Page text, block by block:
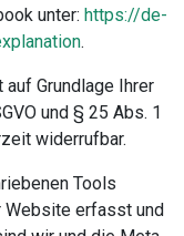
unter: https://de-
.
Grundlage Ihrer
und § 25 Abs. 1
widerrufbar.
Tools
Website erfasst und